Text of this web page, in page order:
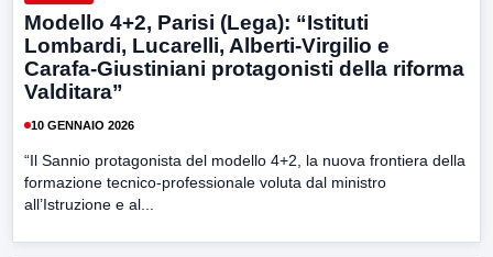
Modello 4+2, Parisi (Lega): “Istituti
Lombardi, Lucarelli, Alberti‑Virgilio e
Carafa‑Giustiniani protagonisti della riforma
Valditara”
10 GENNAIO 2026
“Il Sannio protagonista del modello 4+2, la nuova frontiera della
formazione tecnico-professionale voluta dal ministro
all’Istruzione e al...